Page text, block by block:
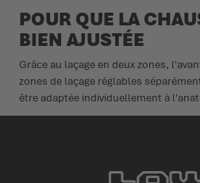
POUR QUE LA
BIEN AJUSTÉE
Grâce au laçage en deux zones,
zones de laçage réglables
être adaptée individuellement à